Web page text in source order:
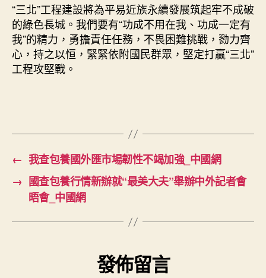
“三北”工程建設將為平易近族永續發展筑起牢不成破
的綠色長城。我們要有“功成不用在我、功成一定有
我”的精力，勇擔責任任務，不畏困難挑戰，勠力齊
心，持之以恒，緊緊依附國民群眾，堅定打贏“三北”
工程攻堅戰。
← 我查包養國外匯市場韌性不竭加強_中國網
→ 國查包養行情新辦就“最美大夫”舉辦中外記者會
晤會_中國網
發佈留言